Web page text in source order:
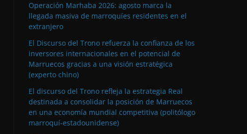
Operación Marhaba 2026: agosto marca la
llegada masiva de marroquíes residentes en el
extranjero
El Discurso del Trono refuerza la confianza de los
inversores internacionales en el potencial de
Marruecos gracias a una visión estratégica
(experto chino)
El discurso del Trono refleja la estrategia Real
destinada a consolidar la posición de Marruecos
en una economía mundial competitiva (politólogo
marroquí-estadounidense)